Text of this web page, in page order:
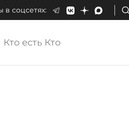
в соцсетях:
Кто есть Кто